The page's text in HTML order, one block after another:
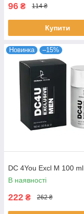
96 ₴ 114 ₴
Купити
Новинка –15%
DC 4You Excl M 100 ml
В наявності
222 ₴ 262 ₴